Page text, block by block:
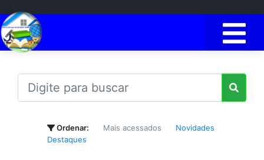
Ordenar: Mais acessados
Novidades
Destaques